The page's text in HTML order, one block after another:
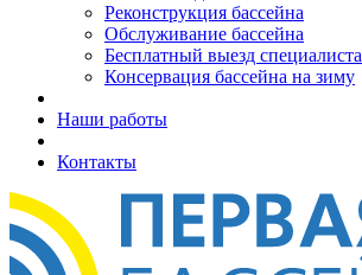
Реконструкция бассейна
Обслуживание бассейна
Бесплатный выезд специалиста
Консервация бассейна на зиму
Наши работы
Контакты